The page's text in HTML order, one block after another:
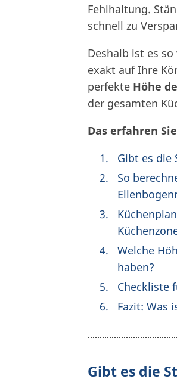
Fehlhaltung.
schnell zu
Deshalb ist es
exakt auf Ihre
perfekte Höhe
der gesamten
Das erfahren
Gibt es die
So
Welche
haben?
Checkliste
Fazit: Was
Gibt es die